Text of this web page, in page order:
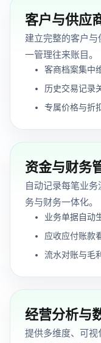
客户与供应
建立完整的客户
一管理往来账目。
客商档案集中
历史交易记录
专属价格与折
资金与财务
自动记录每笔业
务与财务一体化。
业务单据自动
应收应付账款
流水对账与毛
经营分析与
提供多维度、可